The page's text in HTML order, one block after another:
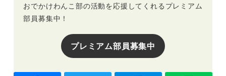
おでかけわんこ部の活動を応援してくれるプレミアム
部員募集中！
プレミアム部員募集中